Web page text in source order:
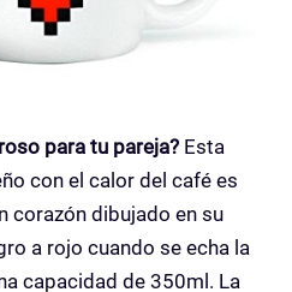
para tu pareja? Esta
con el calor del café es
corazón dibujado en su
a rojo cuando se echa la
capacidad de 350ml. La